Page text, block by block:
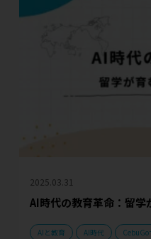
2025.03.31
AI時代の教育革命：留学
AIと教育 AI時代